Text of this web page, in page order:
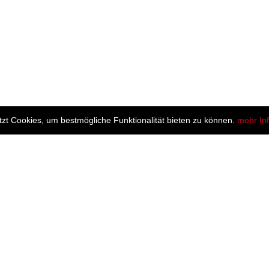
Cookies, um bestmögliche Funktionalität bieten zu können. mehr